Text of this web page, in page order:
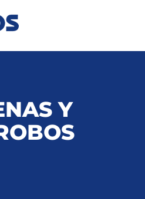
Y